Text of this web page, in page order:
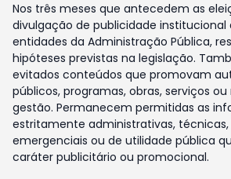
Nos três meses que antecedem as
divulgação de publicidade institucional
entidades da Administração Pública,
hipóteses previstas na legislação.
evitados conteúdos que promovam
públicos, programas, obras, serviços
gestão. Permanecem permitidas as
estritamente administrativas, técnicas,
emergenciais ou de utilidade pública
caráter publicitário ou promocional.